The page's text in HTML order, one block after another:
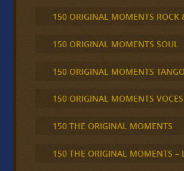
150 ORIGINAL MOMENTS ROCK
150 ORIGINAL MOMENTS SOUL
150 ORIGINAL MOMENTS
150 ORIGINAL MOMENTS
150 THE ORIGINAL MOMENTS
150 THE ORIGINAL MOMENTS –